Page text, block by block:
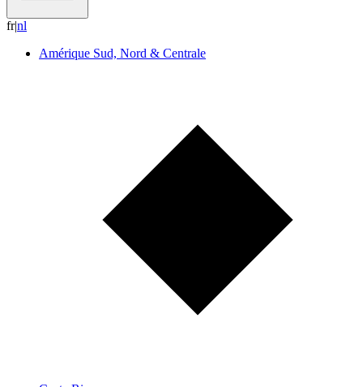
fr|nl
Amérique Sud, Nord & Centrale